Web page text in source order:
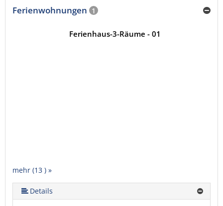
Ferienwohnungen 1
mehr (13 ) »
mehr (13 ) »
mehr (13 ) »
mehr (13 ) »
mehr (13 ) »
mehr (13 ) »
mehr (13 ) »
mehr (13 ) »
mehr (13 ) »
mehr (13 ) »
Ferienhaus-3-Räume - 01
Details